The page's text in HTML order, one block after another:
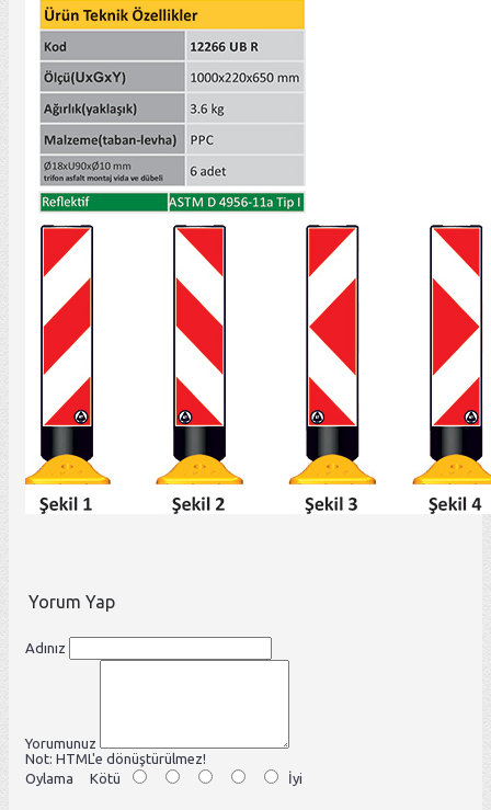
Yorum Yap
Adınız
Yorumunuz
Not: HTML'e dönüştürülmez!
Oylama Kötü İyi